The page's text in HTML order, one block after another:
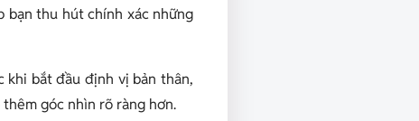
bạn thu hút chính xác những
khi bắt đầu định vị bản thân,
góc nhìn rõ ràng hơn.